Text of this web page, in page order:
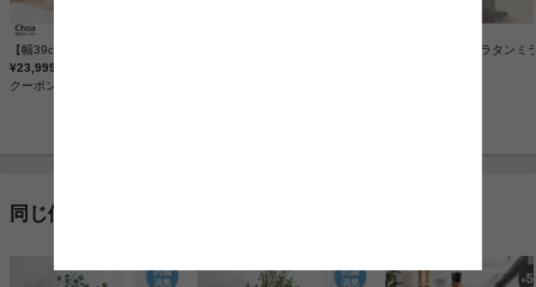
¥23,999
クーポンで
【単品】Pavane ラタンミ
同じ価格帯の商品